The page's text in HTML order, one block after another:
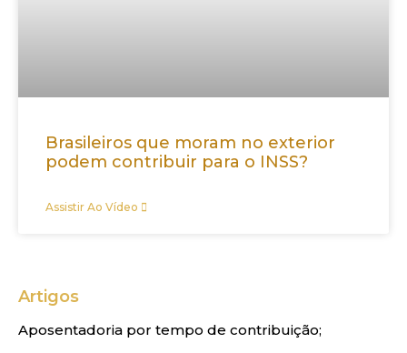
Brasileiros que moram no exterior
podem contribuir para o INSS?
Assistir Ao Vídeo
Artigos
Aposentadoria por tempo de contribuição;